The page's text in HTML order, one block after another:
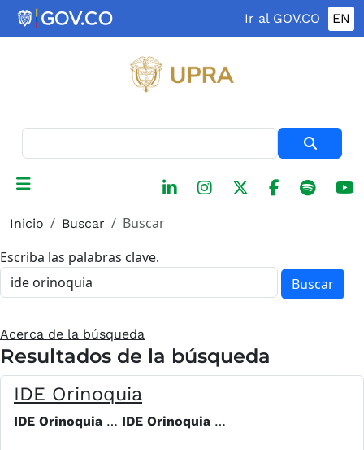
Pasar al contenido principal
Ir al GOV.CO EN
Inicio Buscar
Buscar
Escriba las palabras clave.
Buscar
Acerca de la búsqueda
Resultados de la búsqueda
IDE Orinoquia
IDE Orinoquia … IDE Orinoquia …